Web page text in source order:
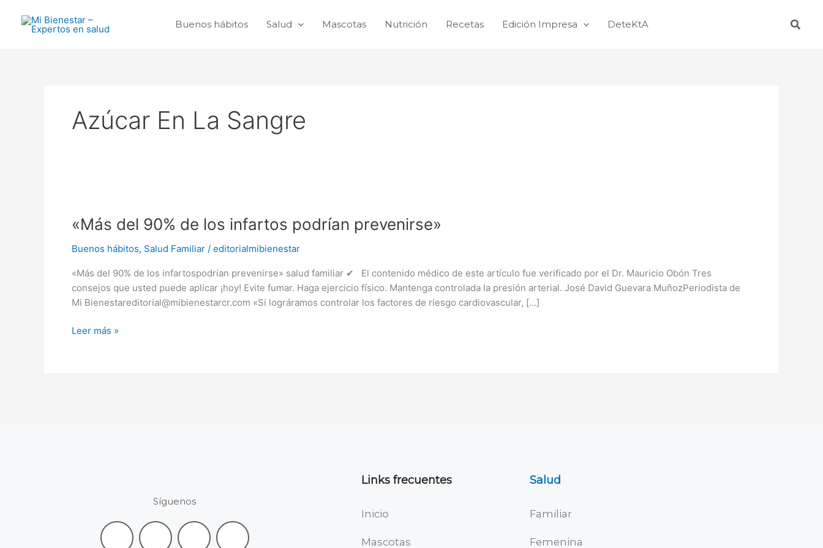
contenido
Buenos hábitos Salud Mascotas Nutrición Recetas Edición Impresa DeteKtA
Azúcar En La Sangre
«Más del 90% de los infartos podrían prevenirse»
Buenos hábitos, Salud Familiar / editorialmibienestar
«Más del 90% de los infartospodrían prevenirse» salud familiar ✔ El contenido médico de este artículo fue verificado por el Dr. Mauricio Obón Tres
consejos que usted puede aplicar ¡hoy! Evite fumar. Haga ejercicio físico. Mantenga controlada la presión arterial. José David Guevara MuñozPeriodista de
Mi Bienestareditorial@mibienestarcr.com «Si lográramos controlar los factores de riesgo cardiovascular, […]
90%
los
podrían
prevenirse»
Leer más »
Síguenos
F L I Y
Links frecuentes
Inicio
Mascotas
Salud
Familiar
Femenina